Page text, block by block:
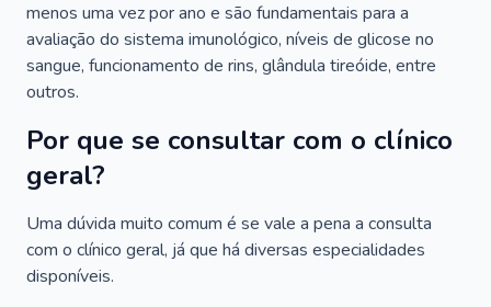
menos uma vez por ano e são fundamentais para a
avaliação do sistema imunológico, níveis de glicose no
sangue, funcionamento de rins, glândula tireóide, entre
outros.
Por que se consultar com o clínico
geral?
Uma dúvida muito comum é se vale a pena a consulta
com o clínico geral, já que há diversas especialidades
disponíveis.